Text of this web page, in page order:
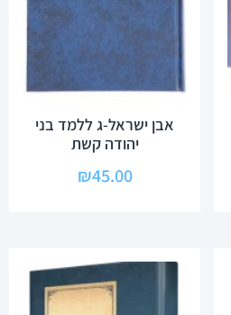
אבן ישראל-ג ללמד בני
יהודה קשת
₪45.00